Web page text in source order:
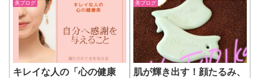
美ブログ
キレイな人の「心の健康
美ブログ
肌が輝き出す！顔たるみ、